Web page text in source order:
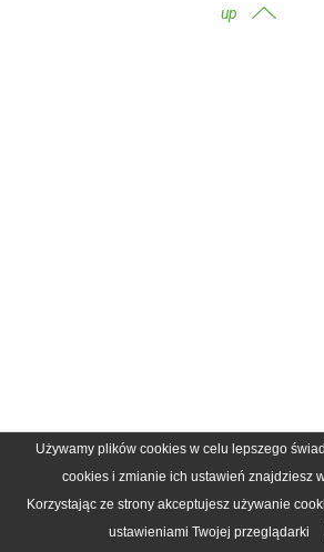
up
Używamy plików cookies w celu lepszego
cookies i zmianie ich ustawień znajdziesz
Korzystając ze strony akceptujesz używanie
ustawieniami Twojej przeglądarki